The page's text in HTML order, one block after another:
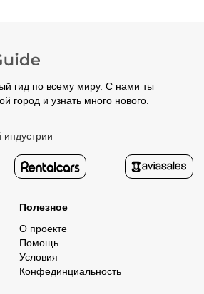
не требуется.
гид по всему миру. С нами ты
город и узнать много нового.
индустрии
Полезное
О проекте
Помощь
Условия
Конфединциальность